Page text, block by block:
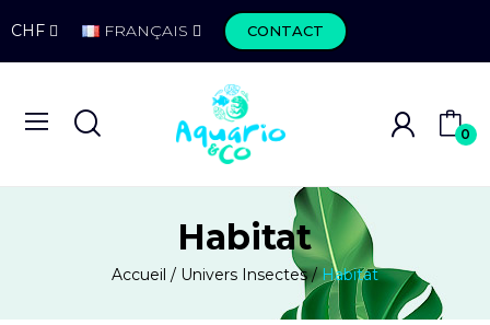
CHF FRANÇAIS CONTACT
0
Habitat
Accueil Univers Insectes Habitat